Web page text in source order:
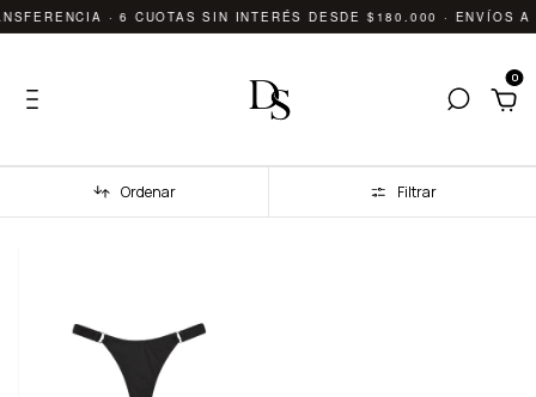
· 6 CUOTAS SIN INTERÉS DESDE $180.000 · ENVÍOS A
0
Ordenar Filtrar